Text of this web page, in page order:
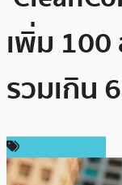
เพิ่ม
รวมเกิน